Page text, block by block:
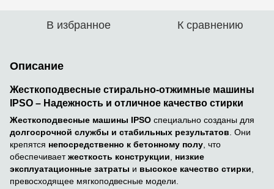
В избранное К сравнению
Описание
Жесткоподвесные стирально-отжимные машины
IPSO – Надежность и отличное качество стирки
Жесткоподвесные машины IPSO специально созданы для
долгосрочной службы и стабильных результатов . Они
крепятся непосредственно к бетонному полу , что
обеспечиваетжесткость конструкции
низкие
эксплуатационные затраты и высокое качество стирки
превосходящее мягкоподвесные модели.